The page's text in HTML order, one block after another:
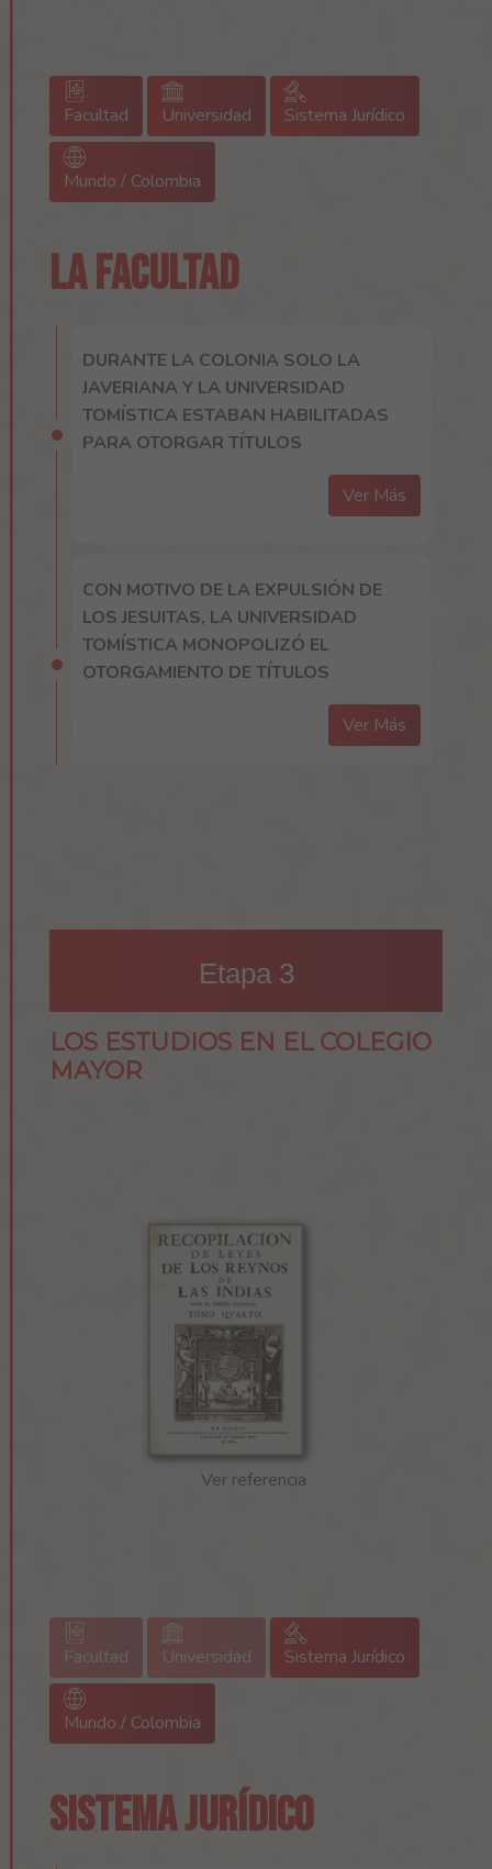
Facultad Universidad Sistema Jurídico
Mundo / Colombia
LA FACULTAD
DURANTE LA COLONIA SOLO LA
JAVERIANA Y LA UNIVERSIDAD
TOMÍSTICA ESTABAN HABILITADAS
PARA OTORGAR TÍTULOS
Ver Más
CON MOTIVO DE LA EXPULSIÓN DE
LOS JESUITAS, LA UNIVERSIDAD
TOMÍSTICA MONOPOLIZÓ EL
OTORGAMIENTO DE TÍTULOS
Ver Más
PORMENORIZADO DERECHO INDIANO
EL CORPUS IURIS CIVILIS Y EL CORPUS
Etapa 3
LOS ESTUDIOS EN EL COLEGIO
MAYOR
Ver referencia
Facultad Universidad Sistema Jurídico
Mundo / Colombia
SISTEMA JURÍDICO